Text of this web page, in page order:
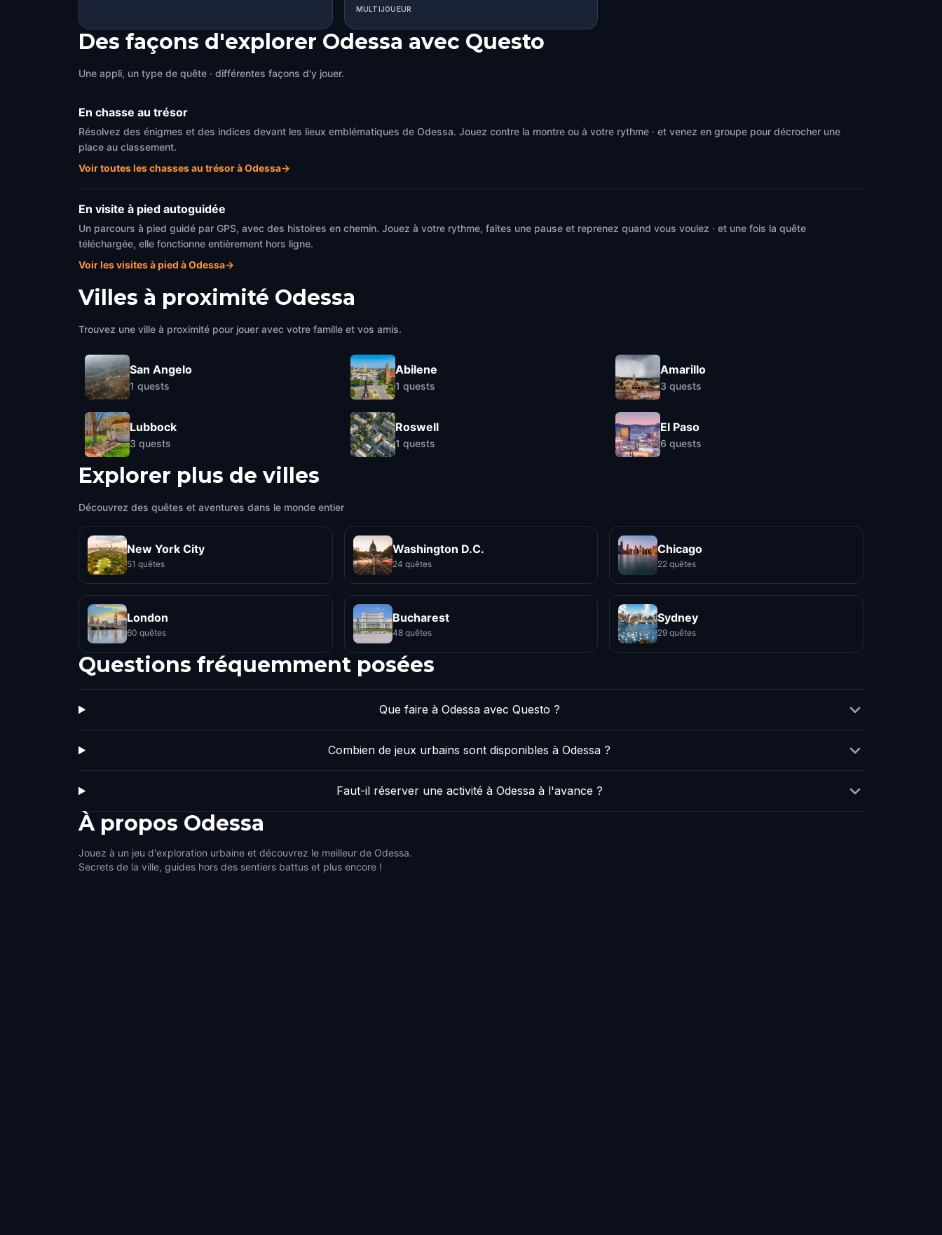
MULTIJOUEUR
Des façons d'explorer Odessa avec Questo
Une appli, un type de quête · différentes façons d'y jouer.
En chasse au trésor
Résolvez des énigmes et des indices devant les lieux emblématiques de Odessa. Jouez contre la montre ou à votre rythme · et venez en groupe pour décrocher une
place au classement.
Voir toutes les chasses au trésor à Odessa→
En visite à pied autoguidée
Un parcours à pied guidé par GPS, avec des histoires en chemin. Jouez à votre rythme, faites une pause et reprenez quand vous voulez · et une fois la quête
téléchargée, elle fonctionne entièrement hors ligne.
Voir les visites à pied à Odessa→
Villes à proximité Odessa
Trouvez une ville à proximité pour jouer avec votre famille et vos amis.
San Angelo
1 quests
Lubbock
3 quests
Abilene
1 quests
Roswell
1 quests
Amarillo
3 quests
El Paso
6 quests
Explorer plus de villes
Découvrez des quêtes et aventures dans le monde entier
New York City
51 quêtes
Washington D.C.
24 quêtes
Chicago
22 quêtes
London
60 quêtes
Bucharest
48 quêtes
Sydney
29 quêtes
Questions fréquemment posées
Que faire à Odessa avec Questo ?
Combien de jeux urbains sont disponibles à Odessa ?
Faut-il réserver une activité à Odessa à l'avance ?
À propos Odessa
Jouez à un jeu d'exploration urbaine et découvrez le meilleur de Odessa.
Secrets de la ville, guides hors des sentiers battus et plus encore !